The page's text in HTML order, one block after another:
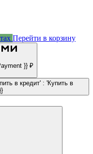
Перейти в корзину
}} ₽
в кредит' : 'Купить в